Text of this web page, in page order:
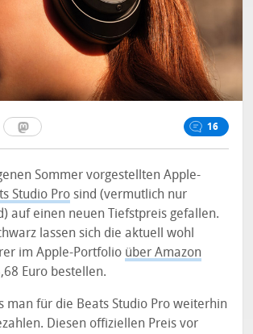
16
Sommer vorgestellten Apple-
Studio Pro sind (vermutlich nur
auf einen neuen Tiefstpreis gefallen.
lassen sich die aktuell wohl
im Apple-Portfolio über Amazon
Euro bestellen.
man für die Beats Studio Pro weiterhin
Diesen offiziellen Preis vor